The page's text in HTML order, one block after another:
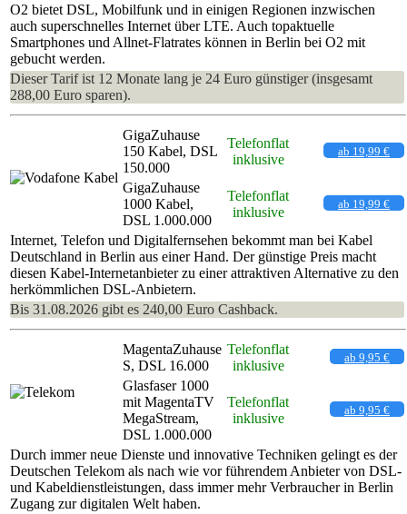
O2 bietet DSL, Mobilfunk und in einigen Regionen inzwischen
auch superschnelles Internet über LTE. Auch topaktuelle
Smartphones und Allnet-Flatrates können in Berlin bei O2 mit
gebucht werden.
Dieser Tarif ist 12 Monate lang je 24 Euro günstiger (insgesamt
288,00 Euro sparen).
GigaZuhause
150 Kabel, DSL
150.000
Telefonflat
inklusive
ab 19,99 €
GigaZuhause
1000 Kabel,
DSL 1.000.000
Telefonflat
inklusive
ab 19,99 €
Internet, Telefon und Digitalfernsehen bekommt man bei Kabel
Deutschland in Berlin aus einer Hand. Der günstige Preis macht
diesen Kabel-Internetanbieter zu einer attraktiven Alternative zu den
herkömmlichen DSL-Anbietern.
Bis 31.08.2026 gibt es 240,00 Euro Cashback.
MagentaZuhause
S, DSL 16.000
Telefonflat
inklusive
ab 9,95 €
Glasfaser 1000
mit MagentaTV
MegaStream,
DSL 1.000.000
Telefonflat
inklusive
ab 9,95 €
Durch immer neue Dienste und innovative Techniken gelingt es der
Deutschen Telekom als nach wie vor führendem Anbieter von DSL-
und Kabeldienstleistungen, dass immer mehr Verbraucher in Berlin
Zugang zur digitalen Welt haben.